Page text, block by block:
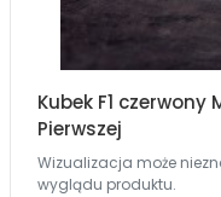
Kubek F1 czerwony
Pierwszej
Wizualizacja może
wyglądu produktu.